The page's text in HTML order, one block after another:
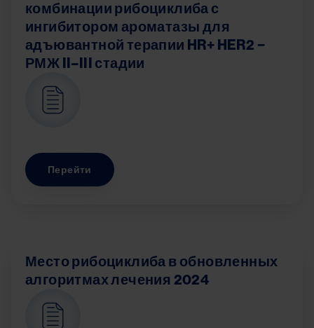
комбинации рибоциклиба с
ингибитором ароматазы для
адъювантной терапии HR+ HER2 −
РМЖ II–III стадии
Перейти
Место рибоциклиба в обновленных
алгоритмах лечения 2024